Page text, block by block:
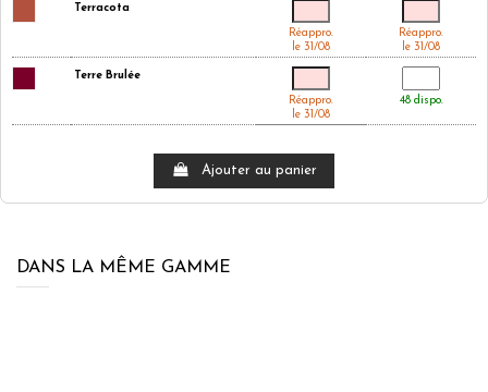
Terracota
Réappro.
le 31/08
Réappro.
le 31/08
Terre Brulée
Réappro.
le 31/08
48 dispo.
Ajouter au panier
DANS LA MÊME GAMME